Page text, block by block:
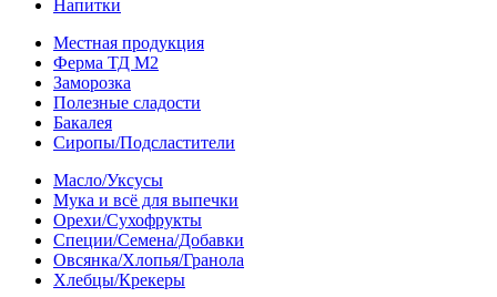
Напитки
Местная продукция
Ферма ТД М2
Заморозка
Полезные сладости
Бакалея
Сиропы/Подсластители
Масло/Уксусы
Мука и всё для выпечки
Орехи/Сухофрукты
Специи/Семена/Добавки
Овсянка/Хлопья/Гранола
Хлебцы/Крекеры